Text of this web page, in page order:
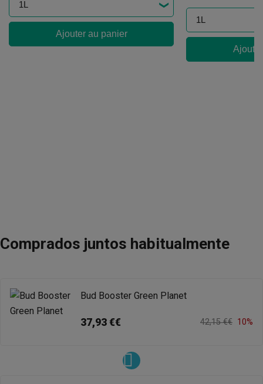
Ajouter au panier
Comprados juntos habitualmente
Bud Booster Green Planet
37,93 €€ 42,15 €€ 10%